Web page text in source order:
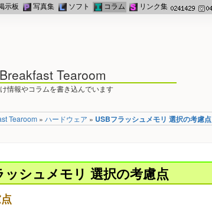
Tearoom
情報やコラムを書き込んでいます
Tearoom »ハードウェア » USBフラッシュメモリ 選択の考慮点
ッシュメモリ 選択の考慮点
示板 写真集 ソフト コラム リンク集